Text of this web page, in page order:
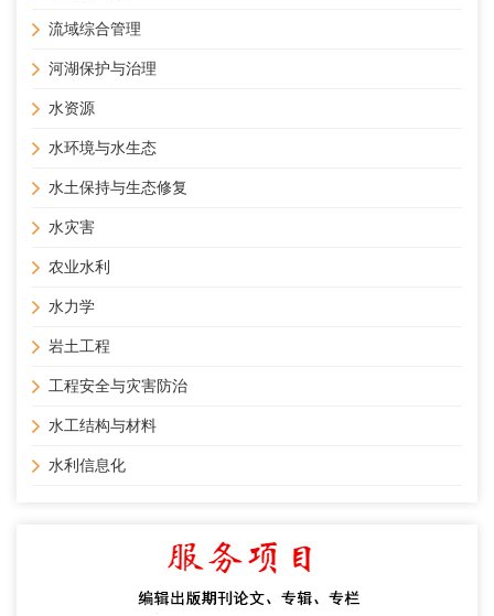
流域综合管理
河湖保护与治理
水资源
水环境与水生态
水土保持与生态修复
水灾害
农业水利
水力学
岩土工程
工程安全与灾害防治
水工结构与材料
水利信息化